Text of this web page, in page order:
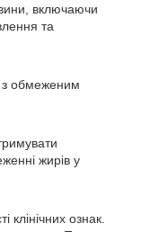
включаючи
та
з обмеженим
жирів у
клінічних ознак.